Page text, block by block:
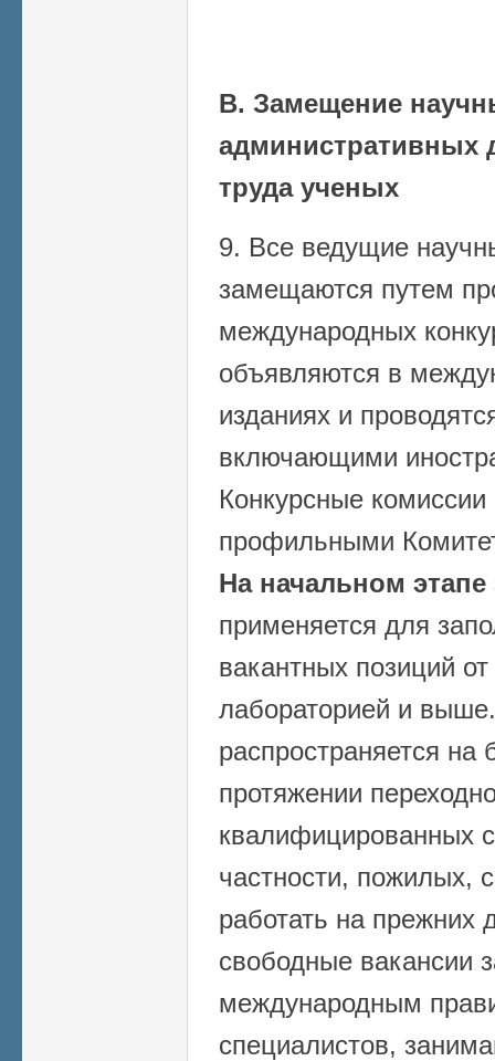
В. Замещение
административных
труда ученых
9. Все ведущие
замещаются путем
международных
объявляются в
изданиях и
включающими
Конкурсные комиссии
профильными
На начальном этапе
применяется для
вакантных позиций
лабораторией и
распространяется на
протяжении
квалифицированных
частности, пожилых,
работать на прежних
свободные вакансии
международным
специалистов,